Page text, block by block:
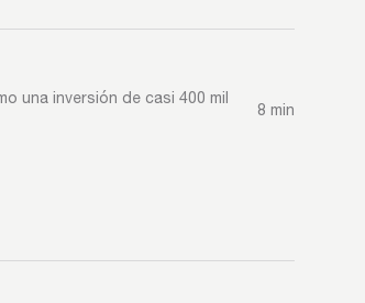
una inversión de casi 400 mil
8 min